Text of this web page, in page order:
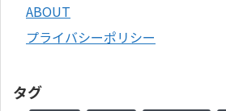
ABOUT
プライバシーポリシー
タグ